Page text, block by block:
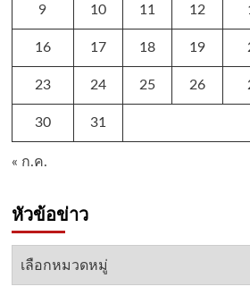
9 10 11 12
16 17 18 19
23 24 25 26
30 31
« ก.ค.
หัวข้อข่าว
หัวข้อ